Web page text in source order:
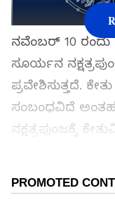
ನವೆಂಬರ್ 10 ರಂದು
ಸೂರ್ಯನ
ಪ್ರವೇಶಿಸುತ್ತದೆ.
ಸಂಬಂಧವಿದೆ
ನಕ್ಷತ್ರಪುಂಜಕ್ಕೆ
ಸಮಗ್ರ ಸುದ್ದಿ